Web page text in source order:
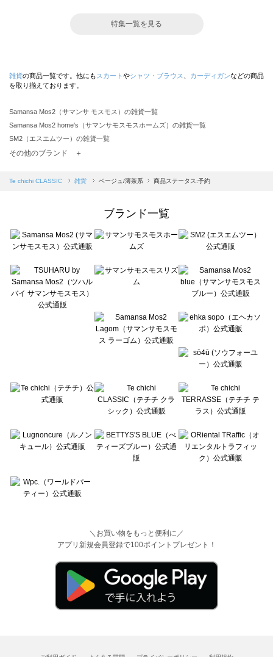
特集一覧を見る
雑貨の商品一覧です。他にも スカート やシャツ・ブラウス カーディガンなどの商品
を取り揃えております。
Samansa Mos2（サマンサ モスモス）の雑貨一覧
Samansa Mos2 home's（サマンサモスモスホームズ）の雑貨一覧
SM2（エスエムツー）の雑貨一覧
TSUHARU by Samansa Mos2（ツハルバイサマンサモスモス）の雑貨一覧
Samansa Mos2 blue（サマンサモスモス ブルー）の雑貨一覧
sō4ū（ソウフォーユー）の雑貨一覧
Te chichi（テチチ）の雑貨一覧
Te chichi CLASSIC（テチチ クラシック）の雑貨一覧
Lugnoncure（ルノンキュール）の雑貨一覧
BETTY'S BLUE（べティーズブルー）の雑貨一覧
Wpc.（ワールドパーティー）の雑貨一覧
その他のブランド ＋
Te chichi CLASSIC 雑貨 ベージュ/薄茶系 商品ステータス:予約
ブランド一覧
＼お買い物をもっと便利に／
アプリ新規会員登録で100ポイントプレゼント！